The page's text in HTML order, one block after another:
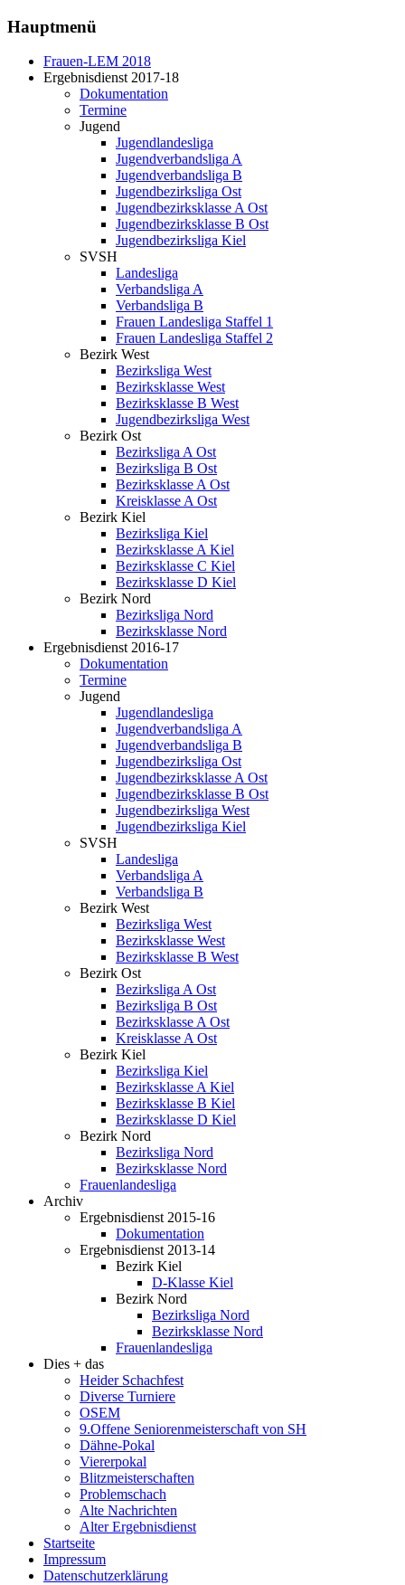
Hauptmenü
Frauen-LEM 2018
Ergebnisdienst 2017-18
Dokumentation
Termine
Jugend
Jugendlandesliga
Jugendverbandsliga A
Jugendverbandsliga B
Jugendbezirksliga Ost
Jugendbezirksklasse A Ost
Jugendbezirksklasse B Ost
Jugendbezirksliga Kiel
SVSH
Landesliga
Verbandsliga A
Verbandsliga B
Frauen Landesliga Staffel 1
Frauen Landesliga Staffel 2
Bezirk West
Bezirksliga West
Bezirksklasse West
Bezirksklasse B West
Jugendbezirksliga West
Bezirk Ost
Bezirksliga A Ost
Bezirksliga B Ost
Bezirksklasse A Ost
Kreisklasse A Ost
Bezirk Kiel
Bezirksliga Kiel
Bezirksklasse A Kiel
Bezirksklasse C Kiel
Bezirksklasse D Kiel
Bezirk Nord
Bezirksliga Nord
Bezirksklasse Nord
Ergebnisdienst 2016-17
Dokumentation
Termine
Jugend
Jugendlandesliga
Jugendverbandsliga A
Jugendverbandsliga B
Jugendbezirksliga Ost
Jugendbezirksklasse A Ost
Jugendbezirksklasse B Ost
Jugendbezirksliga West
Jugendbezirksliga Kiel
SVSH
Landesliga
Verbandsliga A
Verbandsliga B
Bezirk West
Bezirksliga West
Bezirksklasse West
Bezirksklasse B West
Bezirk Ost
Bezirksliga A Ost
Bezirksliga B Ost
Bezirksklasse A Ost
Kreisklasse A Ost
Bezirk Kiel
Bezirksliga Kiel
Bezirksklasse A Kiel
Bezirksklasse B Kiel
Bezirksklasse D Kiel
Bezirk Nord
Bezirksliga Nord
Bezirksklasse Nord
Frauenlandesliga
Archiv
Ergebnisdienst 2015-16
Dokumentation
Ergebnisdienst 2013-14
Bezirk Kiel
D-Klasse Kiel
Bezirk Nord
Bezirksliga Nord
Bezirksklasse Nord
Frauenlandesliga
Dies + das
Heider Schachfest
Diverse Turniere
OSEM
9.Offene Seniorenmeisterschaft von SH
Dähne-Pokal
Viererpokal
Blitzmeisterschaften
Problemschach
Alte Nachrichten
Alter Ergebnisdienst
Startseite
Impressum
Datenschutzerklärung